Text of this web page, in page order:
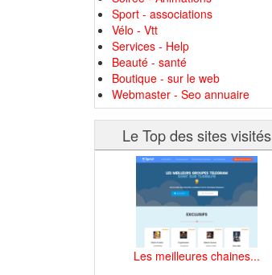
Sport - associations
Vélo - Vtt
Services - Help
Beauté - santé
Boutique - sur le web
Webmaster - Seo annuaire
Le Top des sites visités
Les meilleures chaines...